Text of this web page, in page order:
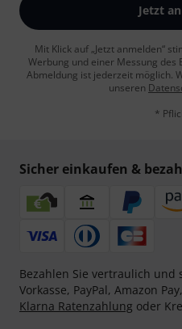
Jetzt
Mit Klick auf „Jetzt anmelden“
Werbung und einer Messung des
Abmeldung ist jederzeit möglich.
unseren
*
Sicher einkaufen &
Bezahlen Sie vertraulich und
Vorkasse, PayPal, Amazon Pay,
Klarna Ratenzahlung oder